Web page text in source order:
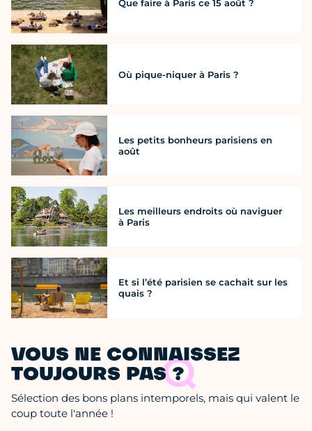
Que faire à Paris ce 15 août ?
Où pique-niquer à Paris ?
Les petits bonheurs parisiens en
août
Les meilleurs endroits où naviguer
à Paris
Et si l’été parisien se cachait sur les
quais ?
VOUS NE CONNAISSEZ
TOUJOURS PAS ?
Sélection des bons plans intemporels, mais qui valent le
coup toute l'année !